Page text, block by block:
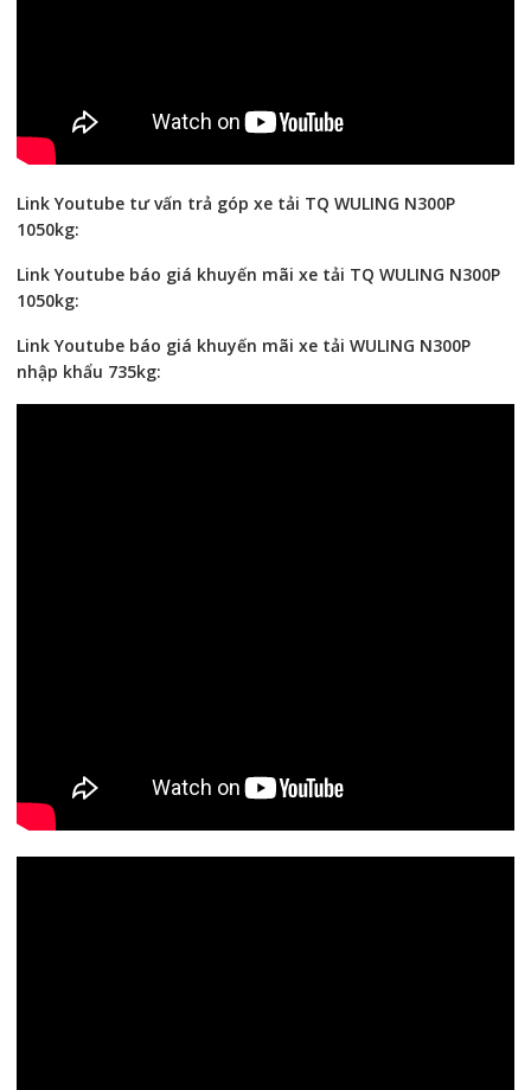
Link Youtube tư vấn trả góp xe tải TQ WULING N300P
1050kg:
Link Youtube báo giá khuyến mãi xe tải TQ WULING N300P
1050kg:
Link Youtube báo giá khuyến mãi xe tải WULING N300P
nhập khẩu 735kg: